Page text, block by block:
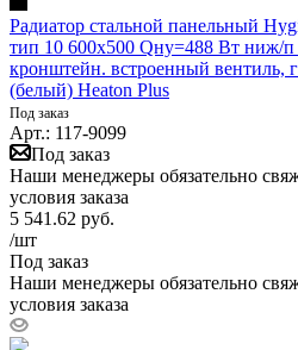
Радиатор стальной панельный
тип 10 600х500 Qну=488 Вт ниж/п
кронштейн. встроенный вентиль,
(белый) Heaton Plus
Под заказ
Арт.: 117-9099
Под заказ
Наши менеджеры обязательно
условия заказа
5 541.62 руб.
/шт
Под заказ
Наши менеджеры обязательно
условия заказа